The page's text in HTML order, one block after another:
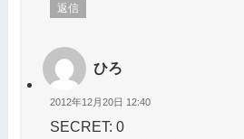
返信
ひろ
2012年12月20日 12:40
SECRET: 0